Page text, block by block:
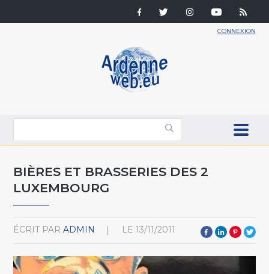
CONNEXION
BIÈRES ET BRASSERIES DES 2
LUXEMBOURG
ÉCRIT PAR ADMIN LE 13/11/2011